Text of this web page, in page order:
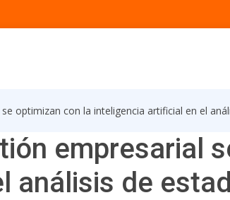
optimizan con la inteligencia artificial en el
empresarial
análisis de